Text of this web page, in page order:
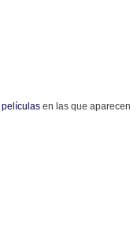
películas en las que